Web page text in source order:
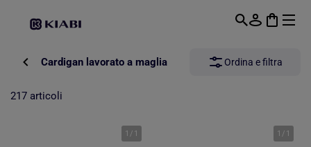
Cardigan lavorato a maglia Ordina e filtra
217 articoli
1 / 1 1 / 1